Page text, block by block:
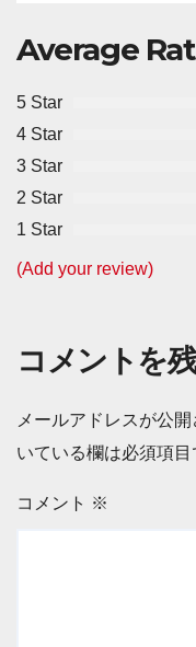
Average
5 Star
4 Star
3 Star
2 Star
1 Star
(Add your review)
コメントを
メールアドレスが公
いている欄は必須項目
コメント ※